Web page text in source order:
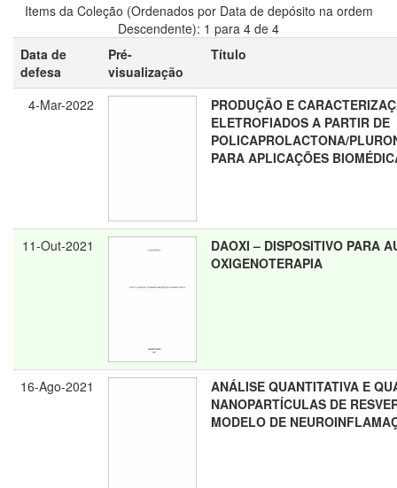
Items da Coleção (Ordenados por Data de depósito na ordem
Descendente): 1 para 4 de 4
Data de
defesa
Pré-
visualização
Título
4-Mar-2022
PRODUÇÃO E
ELETROFIADOS A PARTIR DE
POLICAPROLACTONA/
PARA APLICAÇÕES
11-Out-2021
DAOXI – DISPOSITIVO PARA
OXIGENOTERAPIA
16-Ago-2021
ANÁLISE QUANTITATIVA E
NANOPARTÍCULAS DE
MODELO DE